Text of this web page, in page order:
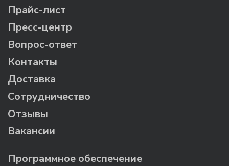
Прайс-лист
Пресс-центр
Вопрос-ответ
Контакты
Доставка
Сотрудничество
Отзывы
Вакансии
Программное обеспечение